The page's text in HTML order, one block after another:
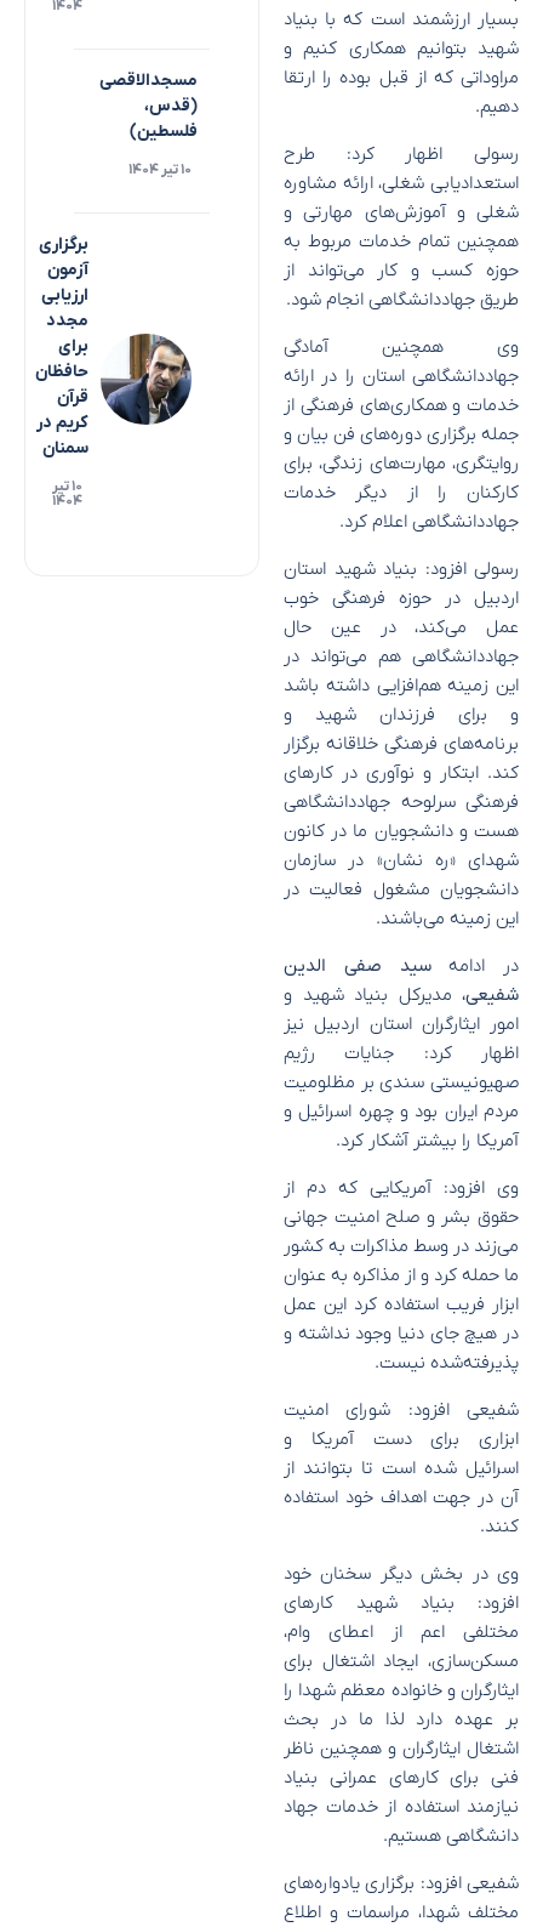
بسیار ارزشمند است که با بنیاد
شهید بتوانیم همکاری کنیم و
مراوداتی که از قبل بوده را ارتقا
دهیم.
رسولی اظهار کرد: طرح
استعدادیابی شغلی، ارائه مشاوره
شغلی و آموزش‌های مهارتی و
همچنین تمام خدمات مربوط به
حوزه کسب و کار می‌تواند از
طریق جهاددانشگاهی انجام شود.
وی همچنین آمادگی
جهاددانشگاهی استان را در ارائه
خدمات و همکاری‌های فرهنگی از
جمله برگزاری دوره‌های فن بیان و
روایتگری، مهارت‌های زندگی، برای
کارکنان را از دیگر خدمات
جهاددانشگاهی اعلام کرد.
رسولی افزود: بنیاد شهید استان
اردبیل در حوزه فرهنگی خوب
عمل می‌کند، در عین حال
جهاد‌دانشگاهی هم می‌تواند در
این زمینه هم‌افزایی داشته باشد
و برای فرزندان شهید و
برنامه‌های فرهنگی خلاقانه برگزار
کند. ابتکار و نوآوری در کار‌های
فرهنگی سرلوحه جهاددانشگاهی
هست و دانشجویان ما در کانون
شهدای «ره نشان» در سازمان
دانشجویان مشغول فعالیت در
این زمینه می‌باشند.
در ادامهسید صفی الدین
شفیعی، مدیرکل بنیاد شهید و
امور ایثارگران استان اردبیل نیز
اظهار کرد: جنایات رژیم
صهیونیستی سندی بر مظلومیت
مردم ایران بود و چهره اسرائیل و
آمریکا را بیشتر آشکار کرد.
وی افزود: آمریکایی که دم از
حقوق بشر و صلح امنیت جهانی
می‌زند در وسط مذاکرات به کشور
ما حمله کرد و از مذاکره به عنوان
ابزار فریب استفاده کرد این عمل
در هیچ جای دنیا وجود نداشته و
پذیرفته‌شده نیست.
شفیعی افزود: شورای امنیت
ابزاری برای دست آمریکا و
اسرائیل شده است تا بتوانند از
آن در جهت اهداف خود استفاده
کنند.
وی در بخش دیگر سخنان خود
افزود: بنیاد شهید کار‌های
مختلفی اعم از اعطای وام،
مسکن‌سازی، ایجاد اشتغال برای
ایثارگران و خانواده معظم شهدا را
بر عهده دارد لذا ما در بحث
اشتغال ایثارگران و همچنین ناظر
فنی برای کار‌های عمرانی بنیاد
نیازمند استفاده از خدمات جهاد
دانشگاهی هستیم.
شفیعی افزود: برگزاری یادواره‌های
مختلف شهدا، مراسمات و اطلاع
۱۴۰۴
مسجدالاقصی
(قدس،
فلسطین)
۱۰ تیر ۱۴۰۴
برگزاری
آزمون
ارزیابی
مجدد
برای
حافظان
قرآن
کریم در
سمنان
۱۰ تیر
۱۴۰۴